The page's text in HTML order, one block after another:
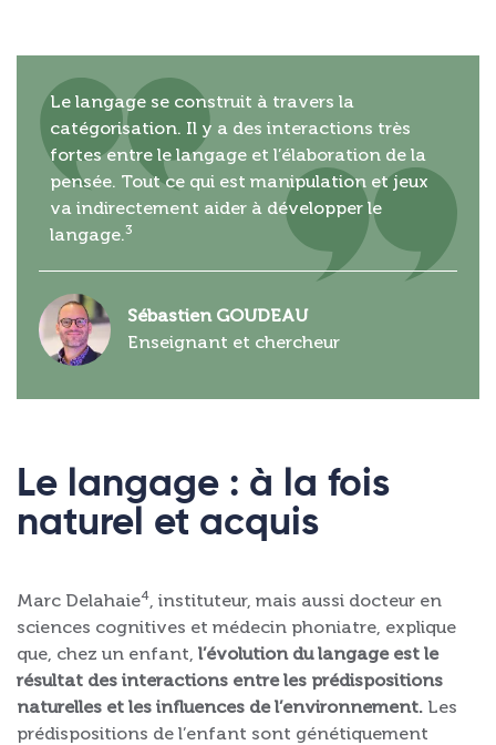
Le langage se construit à travers la
catégorisation. Il y a des interactions très
fortes entre le langage et l’élaboration de la
pensée. Tout ce qui est manipulation et jeux
va indirectement aider à développer le
langage.3
Sébastien GOUDEAU
Enseignant et chercheur
Le langage : à la fois
naturel et acquis
Marc Delahaie4 , instituteur, mais aussi docteur en
sciences cognitives et médecin phoniatre, explique
que, chez un enfant, l’évolution du langage est le
résultat des interactions entre les prédispositions
naturelles et les influences de l’environnement. Les
prédispositions de l’enfant sont génétiquement